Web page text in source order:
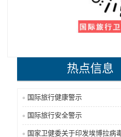
热点信息
国际旅行健康警示
国际旅行安全警示